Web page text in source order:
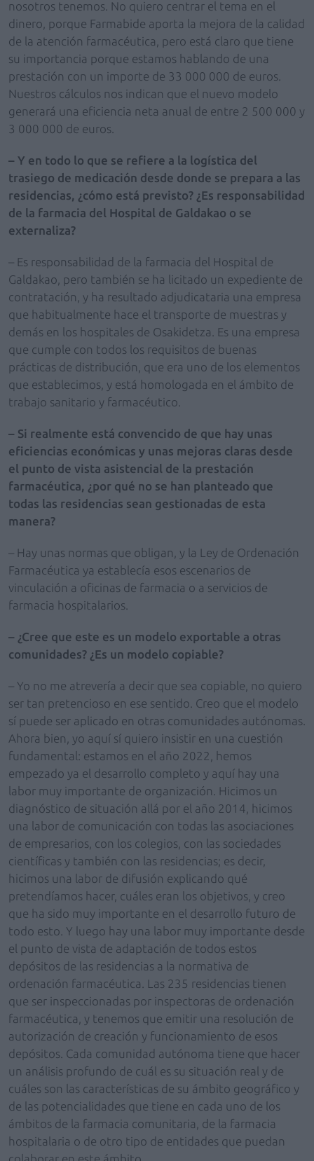
nosotros tenemos. No quiero centrar el tema en el
dinero, porque Farmabide aporta la mejora de la calidad
de la atención farmacéutica, pero está claro que tiene
su importancia porque estamos hablando de una
prestación con un importe de 33 000 000 de euros.
Nuestros cálculos nos indican que el nuevo modelo
generará una eficiencia neta anual de entre 2 500 000 y
3 000 000 de euros.
– Y en todo lo que se refiere a la logística del
trasiego de medicación desde donde se prepara a las
residencias, ¿cómo está previsto? ¿Es responsabilidad
de la farmacia del Hospital de Galdakao o se
externaliza?
– Es responsabilidad de la farmacia del Hospital de
Galdakao, pero también se ha licitado un expediente de
contratación, y ha resultado adjudicataria una empresa
que habitualmente hace el transporte de muestras y
demás en los hospitales de Osakidetza. Es una empresa
que cumple con todos los requisitos de buenas
prácticas de distribución, que era uno de los elementos
que establecimos, y está homologada en el ámbito de
trabajo sanitario y farmacéutico.
– Si realmente está convencido de que hay unas
eficiencias económicas y unas mejoras claras desde
el punto de vista asistencial de la prestación
farmacéutica, ¿por qué no se han planteado que
todas las residencias sean gestionadas de esta
manera?
– Hay unas normas que obligan, y la Ley de Ordenación
Farmacéutica ya establecía esos escenarios de
vinculación a oficinas de farmacia o a servicios de
farmacia hospitalarios.
– ¿Cree que este es un modelo exportable a otras
comunidades? ¿Es un modelo copiable?
– Yo no me atrevería a decir que sea copiable, no quiero
ser tan pretencioso en ese sentido. Creo que el modelo
sí puede ser aplicado en otras comunidades autónomas.
Ahora bien, yo aquí sí quiero insistir en una cuestión
fundamental: estamos en el año 2022, hemos
empezado ya el desarrollo completo y aquí hay una
labor muy importante de organización. Hicimos un
diagnóstico de situación allá por el año 2014, hicimos
una labor de comunicación con todas las asociaciones
de empresarios, con los colegios, con las sociedades
científicas y también con las residencias; es decir,
hicimos una labor de difusión explicando qué
pretendíamos hacer, cuáles eran los objetivos, y creo
que ha sido muy importante en el desarrollo futuro de
todo esto. Y luego hay una labor muy importante desde
el punto de vista de adaptación de todos estos
depósitos de las residencias a la normativa de
ordenación farmacéutica. Las 235 residencias tienen
que ser inspeccionadas por inspectoras de ordenación
farmacéutica, y tenemos que emitir una resolución de
autorización de creación y funcionamiento de esos
depósitos. Cada comunidad autónoma tiene que hacer
un análisis profundo de cuál es su situación real y de
cuáles son las características de su ámbito geográfico y
de las potencialidades que tiene en cada uno de los
ámbitos de la farmacia comunitaria, de la farmacia
hospitalaria o de otro tipo de entidades que puedan
colaborar en este ámbito.